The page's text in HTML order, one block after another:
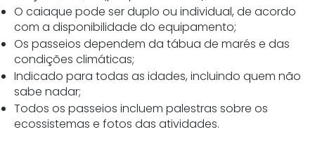
O caiaque pode ser duplo ou individual, de acordo
com a disponibilidade do equipamento;
Os passeios dependem da tábua de marés e das
condições climáticas;
Indicado para todas as idades, incluindo quem não
sabe nadar;
Todos os passeios incluem palestras sobre os
ecossistemas e fotos das atividades.